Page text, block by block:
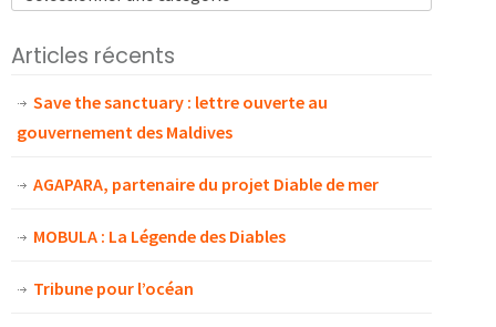
Articles récents
Save the sanctuary : lettre ouverte au
gouvernement des Maldives
AGAPARA, partenaire du projet Diable de mer
MOBULA : La Légende des Diables
Tribune pour l’océan